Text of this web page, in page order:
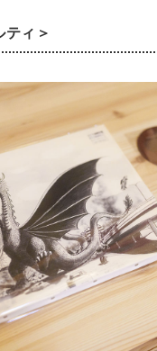
ティ＞